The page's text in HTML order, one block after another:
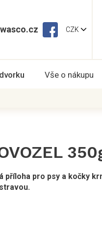
CZK
Vše o nákupu
příloha pro psy a kočky